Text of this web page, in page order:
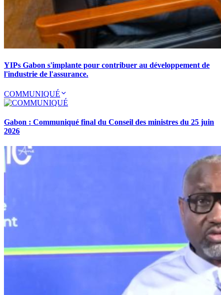
YIPs Gabon s'implante pour contribuer au développement de
l'industrie de l'assurance.
COMMUNIQUÉ
Gabon : Communiqué final du Conseil des ministres du 25 juin
2026